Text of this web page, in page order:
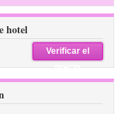
hotel
Verificar el
precio